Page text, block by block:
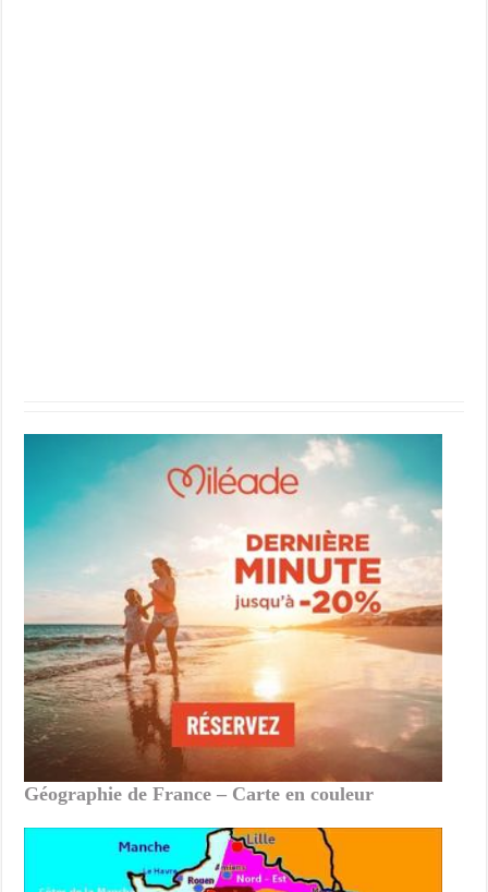
Géographie de France – Carte en couleur